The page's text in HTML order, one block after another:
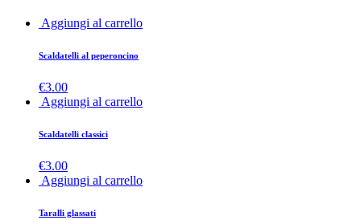
Aggiungi al carrello
Scaldatelli al peperoncino
€3.00
Aggiungi al carrello
Scaldatelli classici
€3.00
Aggiungi al carrello
Taralli glassati